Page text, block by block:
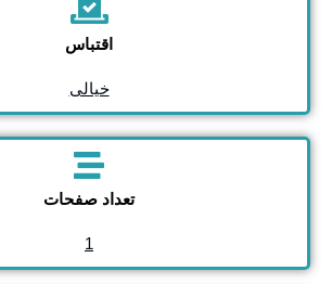
اقتباس
خیالی
تعداد صفحات
1